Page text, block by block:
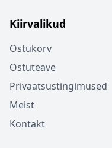
Kiirvalikud
Ostukorv
Ostuteave
Privaatsustingimused
Meist
Kontakt